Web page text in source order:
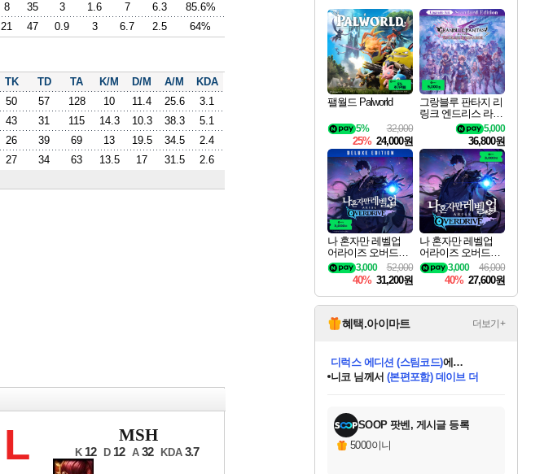
8 35 3 1.6 7 6.3
85.6%
21 47 0.9 3 6.7 2.5 64%
TK TD TA K/M D/M A/M
KDA
50 57 128 10 11.4 25.6
3.1
43 31 115 14.3 10.3 38.3
5.1
26 39 69 13 19.5 34.5
2.4
27 34 63 13.5 17 31.5
2.6
L MSH
K 12 D 12 A 32 KDA 3.7
최대 90% 할인가를 만나보세요!
네이버혜택과 함께 만나보세요!
50%할인&추가 적립까지!
이니&베니 혜택까지!
네이버 혜택가와 함께 예약하세요!
할인&네이버혜택으로 만나보세요!
네이버페이 혜택과 만나보세요!
40주년 프로모션으로 만나보세요!
할인가에 만나보세요!
일부 에디션 상시 할인!
혜택으로 예약 판매 중
편안하게 충전하세요
팰월드 Palworld
32,000
5%
25% 24,000원
그랑블루 판타지 리
링크 엔드리스 라그
나로크 업그레이드
킷 Granblue Fantasy
Relink Endless Ragn
arok Upgrade Kit DL
C
5,000
36,800원
나 혼자만 레벨업
어라이즈 오버드라
이브 디럭스 에디션
Solo Leveling Arise
Overdrive Deluxe Edi
tion
52,000
3,000
40% 31,200원
나 혼자만 레벨업
어라이즈 오버드라
이브 Solo Leveling A
rise
46,000
3,000
40% 27,600원
혜택.아이마트 더보기+
교환.
당첨되셨습니다.
니코님께서(본편포함) 데이브 더
다이버 인 더 정글 번들 (스팀코드)
당첨되셨습니다.
당첨되셨습니다.
당첨되셨습니다.
당첨되셨습니다.
당첨되셨습니다.
에디션 (스팀코드) 를 교환.
당첨되셨습니다.
SOOP 팟벤, 게시글 등록
5000이니